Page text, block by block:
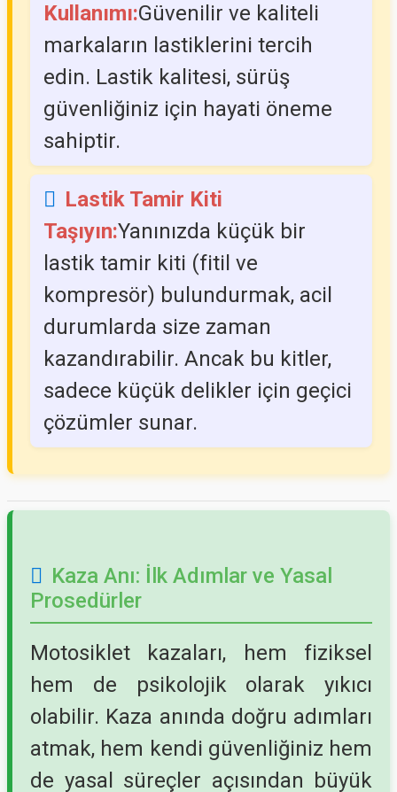
Kullanımı:Güvenilir ve kaliteli
markaların lastiklerini tercih
edin. Lastik kalitesi, sürüş
güvenliğiniz için hayati öneme
sahiptir.
Lastik Tamir Kiti
Taşıyın:Yanınızda küçük bir
lastik tamir kiti (fitil ve
kompresör) bulundurmak, acil
durumlarda size zaman
kazandırabilir. Ancak bu kitler,
sadece küçük delikler için geçici
çözümler sunar.
Kaza Anı: İlk Adımlar ve Yasal
Prosedürler
Motosiklet kazaları, hem fiziksel
hem de psikolojik olarak yıkıcı
olabilir. Kaza anında doğru adımları
atmak, hem kendi güvenliğiniz hem
de yasal süreçler açısından büyük